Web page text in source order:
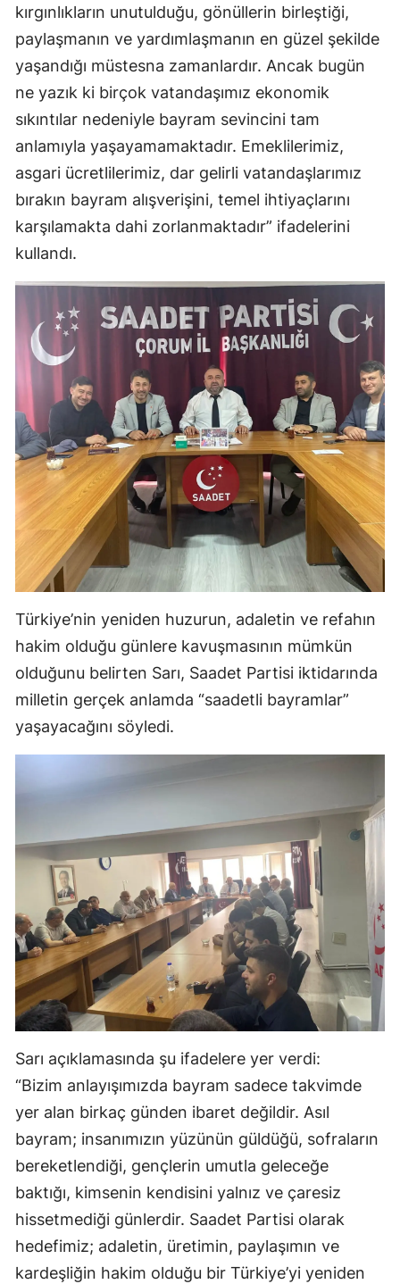
Manisa
Kahramanmaraş
Mardin
Muğla
Muş
Niğde
Ordu
Sakarya
Samsun
Siirt
Sinop
Sivas
Tekirdağ
Tokat
Trabzon
Uşak
Zonguldak
Aksaray
Bayburt
Karaman
Kırıkkale
Batman
Şırnak
Ardahan
Iğdır
Karabük
kırgınlıkların unutulduğu, gönüllerin birleştiği,
paylaşmanın ve yardımlaşmanın en güzel şekilde
yaşandığı müstesna zamanlardır. Ancak bugün
ne yazık ki birçok vatandaşımız ekonomik
sıkıntılar nedeniyle bayram sevincini tam
anlamıyla yaşayamamaktadır. Emeklilerimiz,
asgari ücretlilerimiz, dar gelirli vatandaşlarımız
bırakın bayram alışverişini, temel ihtiyaçlarını
karşılamakta dahi zorlanmaktadır” ifadelerini
kullandı.
Türkiye’nin yeniden huzurun, adaletin ve refahın
hakim olduğu günlere kavuşmasının mümkün
olduğunu belirten Sarı, Saadet Partisi iktidarında
milletin gerçek anlamda “saadetli bayramlar”
yaşayacağını söyledi.
Sarı açıklamasında şu ifadelere yer verdi:
“Bizim anlayışımızda bayram sadece takvimde
yer alan birkaç günden ibaret değildir. Asıl
bayram; insanımızın yüzünün güldüğü, sofraların
bereketlendiği, gençlerin umutla geleceğe
baktığı, kimsenin kendisini yalnız ve çaresiz
hissetmediği günlerdir. Saadet Partisi olarak
hedefimiz; adaletin, üretimin, paylaşımın ve
kardeşliğin hakim olduğu bir Türkiye’yi yeniden